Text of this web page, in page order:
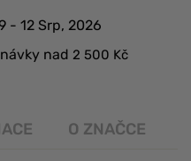
- 12 Srp, 2026
nad 2 500 Kč
O ZNAČCE